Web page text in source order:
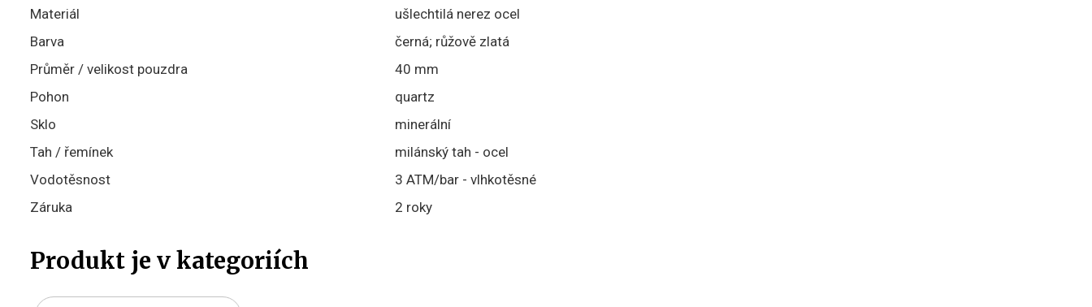
Materiál
ušlechtilá nerez ocel
Barva
černá; růžově zlatá
Průměr / velikost pouzdra
40 mm
Pohon
quartz
Sklo
minerální
Tah / řemínek
milánský tah - ocel
Vodotěsnost
3 ATM/bar - vlhkotěsné
Záruka
2 roky
Produkt je v kategoriích